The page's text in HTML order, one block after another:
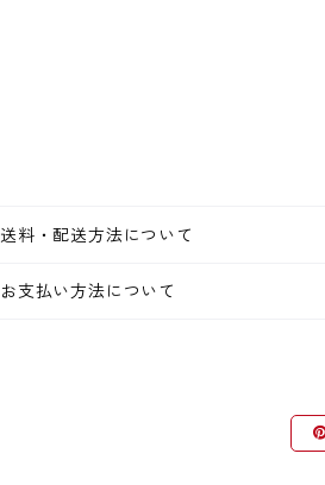
送料・配送方法について
お支払い方法について